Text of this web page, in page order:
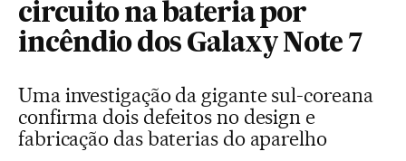
circuito na bateria por
incêndio dos Galaxy Note 7
Uma investigação da gigante sul-coreana
confirma dois defeitos no design e
fabricação das baterias do aparelho